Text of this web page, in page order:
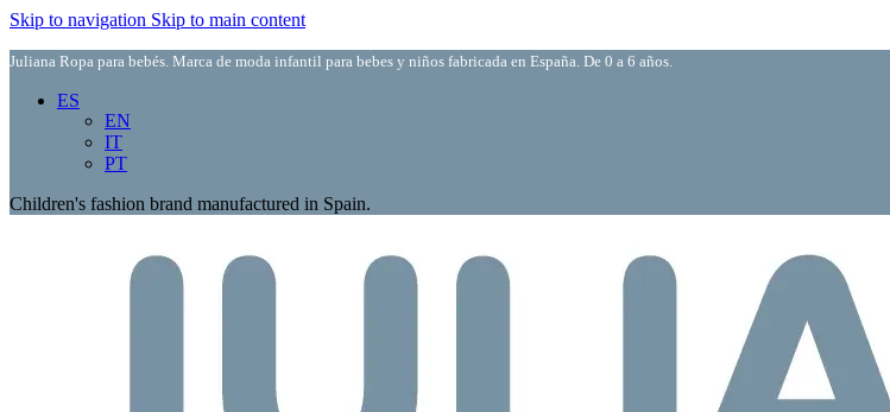
Skip to navigation Skip to main content
Juliana Ropa para bebés. Marca de moda infantil para bebes y niños fabricada en España. De 0 a 6 años.
ES
EN
IT
PT
Children's fashion brand manufactured in Spain.